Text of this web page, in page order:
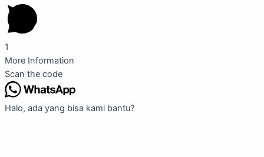
1
More Information
Scan the code
Halo, ada yang bisa kami bantu?